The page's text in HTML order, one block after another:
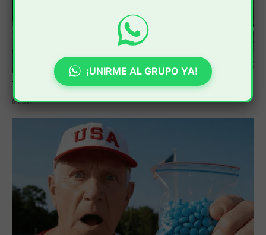
¡UNIRME AL GRUPO YA!